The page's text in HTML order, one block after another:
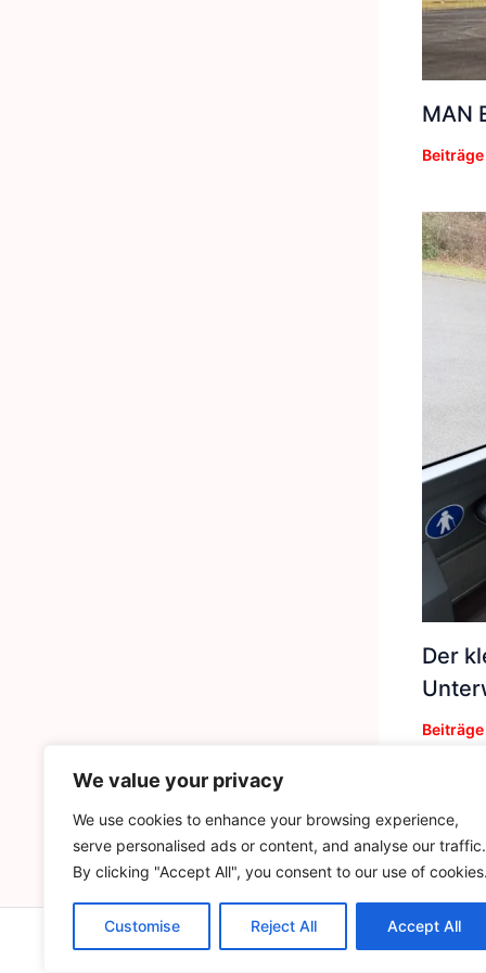
We value your privacy
We use cookies to enhance your browsing experience,
serve personalised ads or content, and analyse our traffic.
By clicking "Accept All", you consent to our use of
Customise Reject All Accept All
MAN
Der